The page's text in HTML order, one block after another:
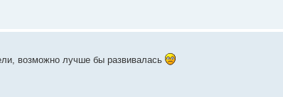
возможно лучше бы развивалась